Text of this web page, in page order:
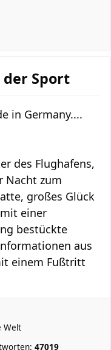
der Sport
in Germany....
des Flughafens,
Nacht zum
großes Glück
einer
bestückte
aus
einem Fußtritt
Welt
47019